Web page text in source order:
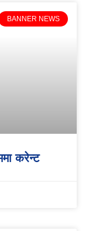
BANNER NEWS
करेन्ट